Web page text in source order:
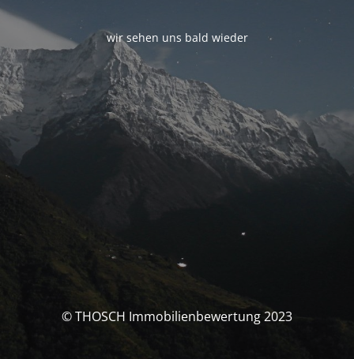
wir sehen uns bald wieder
© THOSCH Immobilienbewertung 2023